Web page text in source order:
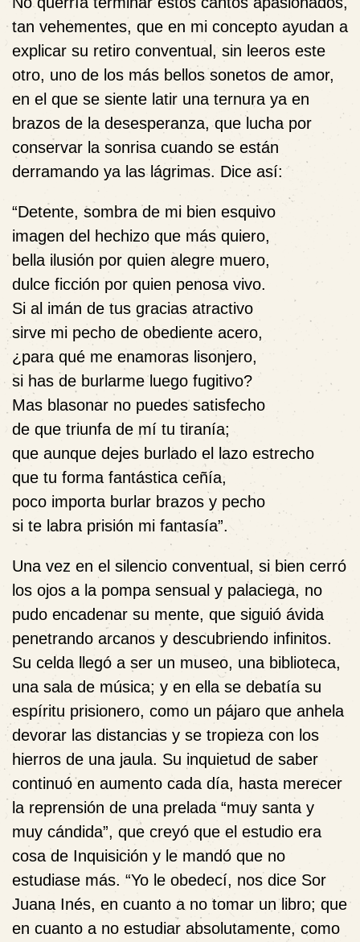
tan vehementes, que en mi concepto ayudan a
explicar su retiro conventual, sin leeros este
otro, uno de los más bellos sonetos de amor,
en el que se siente latir una ternura ya en
brazos de la desesperanza, que lucha por
conservar la sonrisa cuando se están
derramando ya las lágrimas. Dice así:
“Detente, sombra de mi bien esquivo
imagen del hechizo que más quiero,
bella ilusión por quien alegre muero,
dulce ficción por quien penosa vivo.
Si al imán de tus gracias atractivo
sirve mi pecho de obediente acero,
¿para qué me enamoras lisonjero,
si has de burlarme luego fugitivo?
Mas blasonar no puedes satisfecho
de que triunfa de mí tu tiranía;
que aunque dejes burlado el lazo estrecho
que tu forma fantástica ceñía,
poco importa burlar brazos y pecho
si te labra prisión mi fantasía”.
Una vez en el silencio conventual, si bien cerró
los ojos a la pompa sensual y palaciega, no
pudo encadenar su mente, que siguió ávida
penetrando arcanos y descubriendo infinitos.
Su celda llegó a ser un museo, una biblioteca,
una sala de música; y en ella se debatía su
espíritu prisionero, como un pájaro que anhela
devorar las distancias y se tropieza con los
hierros de una jaula. Su inquietud de saber
continuó en aumento cada día, hasta merecer
la reprensión de una prelada “muy santa y
muy cándida”, que creyó que el estudio era
cosa de Inquisición y le mandó que no
estudiase más. “Yo le obedecí, nos dice Sor
Juana Inés, en cuanto a no tomar un libro; que
en cuanto a no estudiar absolutamente, como